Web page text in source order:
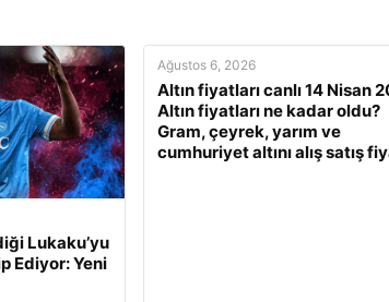
Lukaku’yu
Ediyor: Yeni
Ağustos 6, 2026
Altın fiyatları canlı 14 Nisan
Altın fiyatları ne kadar oldu?
Gram, çeyrek, yarım ve
cumhuriyet altını alış satış